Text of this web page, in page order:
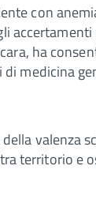
con
ha
medicina
valenza
territorio e